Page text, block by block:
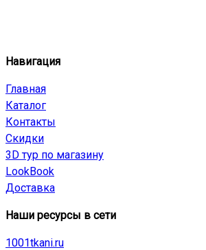
Навигация
Главная
Каталог
Контакты
Скидки
3D тур по магазину
LookBook
Доставка
Наши ресурсы в сети
1001tkani.ru